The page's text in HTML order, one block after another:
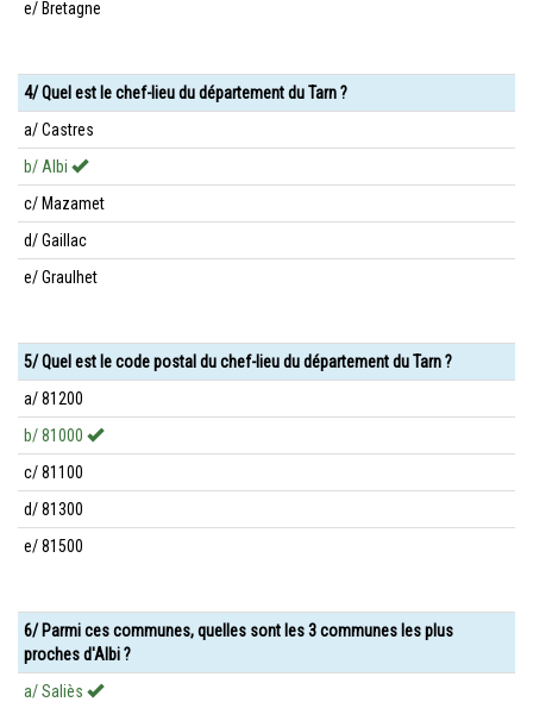
e/ Bretagne
4/ Quel est le chef-lieu du département du Tarn ?
a/ Castres
b/ Albi
c/ Mazamet
d/ Gaillac
e/ Graulhet
5/ Quel est le code postal du chef-lieu du département du Tarn ?
a/ 81200
b/ 81000
c/ 81100
d/ 81300
e/ 81500
6/ Parmi ces communes, quelles sont les 3 communes les plus
proches d'Albi ?
a/ Saliès